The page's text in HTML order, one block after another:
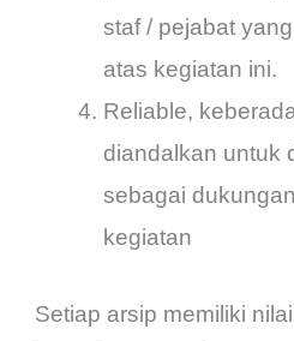
staf / pejabat
atas kegiatan ini.
Reliable,
diandalkan untuk
sebagai
kegiatan
Setiap arsip memiliki